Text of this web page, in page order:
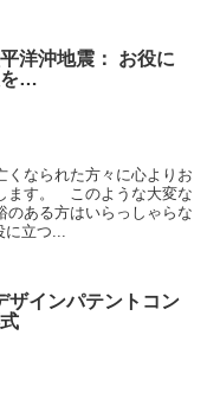
洋沖地震： お役に
を…
なられた方々に心よりお
ます。 このような大変な
のある方はいらっしゃらな
立つ...
ザインパテントコン